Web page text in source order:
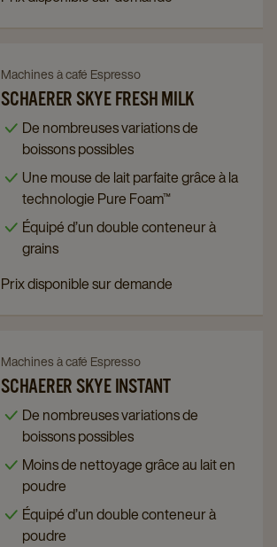
Navigate
to
Schaerer
Skye
Fresh
Milk
details
page
Machines à café Espresso
SCHAERER SKYE FRESH MILK
De nombreuses variations de
boissons possibles
Une mouse de lait parfaite grâce à la
technologie Pure Foam™
Équipé d’un double conteneur à
grains
Prix disponible sur demande
Navigate
to
Schaerer
Skye
Instant
details
page
Machines à café Espresso
SCHAERER SKYE INSTANT
De nombreuses variations de
boissons possibles
Moins de nettoyage grâce au lait en
poudre
Équipé d’un double conteneur à
poudre